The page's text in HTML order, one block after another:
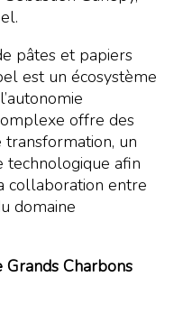
pâtes et papiers
est un écosystème
offre des
un
technologique afin
collaboration entre
domaine
Charbons